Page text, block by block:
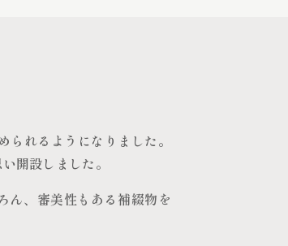
れるようになりました。
開設しました。
ん、審美性もある補綴物を